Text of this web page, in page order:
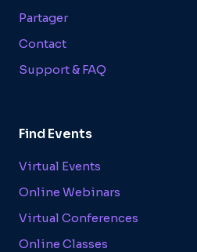
Partager
Contact
Support & FAQ
Find Events
Virtual Events
Online Webinars
Virtual Conferences
Online Classes